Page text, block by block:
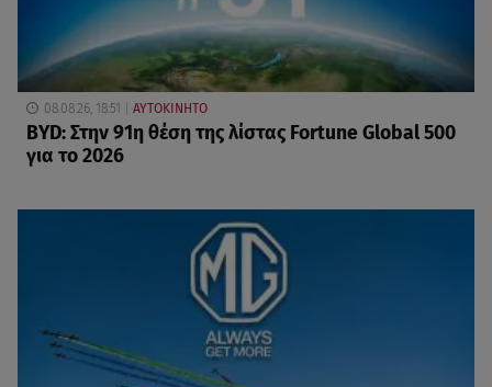
08.08.26, 18:51 ΑΥΤΟΚΙΝΗΤΟ
BYD: Στην 91η θέση της λίστας Fortune Global 500
για το 2026